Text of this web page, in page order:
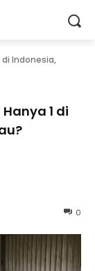
di Indonesia,
1 di
0